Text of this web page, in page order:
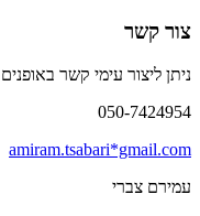
צור קשר
ניתן ליצור עימי קשר
050-7424954
amiram.tsabari*gmail.com
עמירם צברי